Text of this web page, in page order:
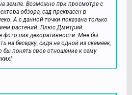
земле. Возможно при просмотре с
обзора, сад прекрасен в
А с данной точки показана только
растений. Плюс Дмитрий
фото пик декоративности. Мне бы
на беседку, сидя на одной из скамеек,
понять свое отношение к сему